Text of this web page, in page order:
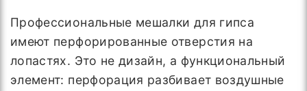
Профессиональные мешалки для гипса
имеют перфорированные отверстия на
лопастях. Это не дизайн, а функциональный
элемент: перфорация разбивает воздушные